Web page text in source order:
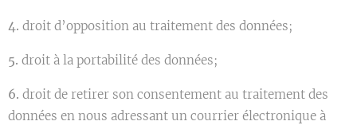
4. droit d’opposition au traitement des données;
5. droit à la portabilité des données;
6. droit de retirer son consentement au traitement des
données en nous adressant un courrier électronique à